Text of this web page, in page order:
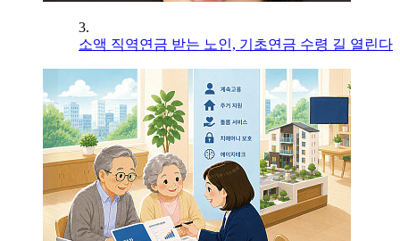
3.
소액 직역연금 받는 노인, 기초연금 수령 길 열린다